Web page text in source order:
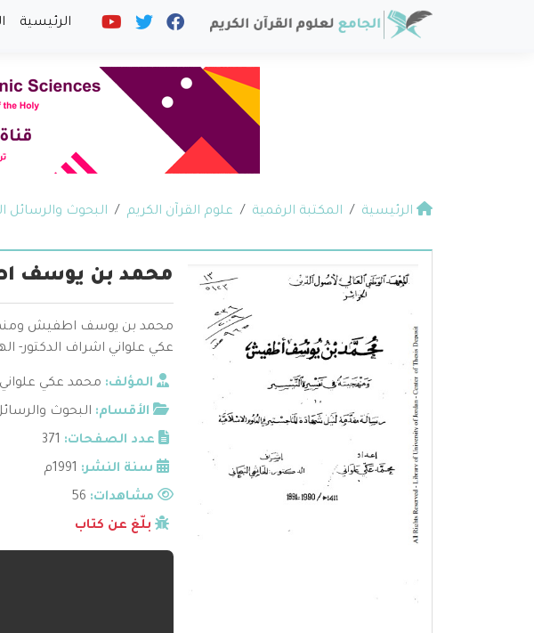
الرئيسية
الرئيسية المكتبة الرقمية علوم القرآن الكريم البحوث والرسائل
محمد بن يوسف
محمد بن يوسف اطفيش
عكي علواني اشراف الدكتور-
المؤلف: محمد عكي علواني
الأقسام: البحوث
عدد الصفحات: 371
سنة النشر: 1991م
مشاهدات:
بلّغ عن كتاب